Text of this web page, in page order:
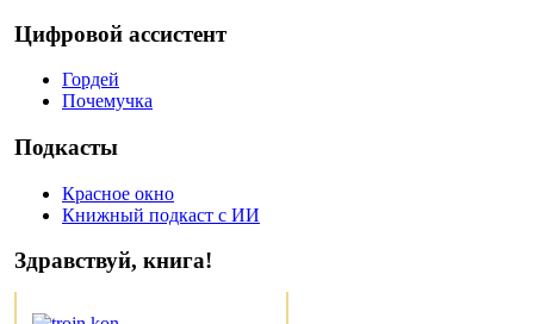
Цифровой ассистент
Гордей
Почемучка
Подкасты
Красное окно
Книжный подкаст с ИИ
Здравствуй, книга!